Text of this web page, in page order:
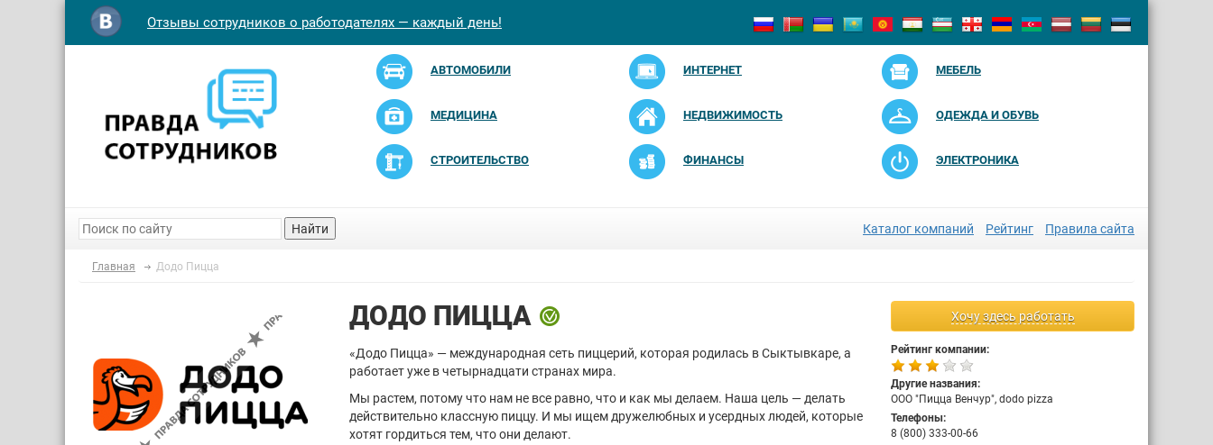
Отзывы сотрудников о работодателях — каждый день!
АВТОМОБИЛИ ИНТЕРНЕТ МЕБЕЛЬ
МЕДИЦИНА НЕДВИЖИМОСТЬ ОДЕЖДА И ОБУВЬ
СТРОИТЕЛЬСТВО ФИНАНСЫ ЭЛЕКТРОНИКА
Найти Каталог компаний Рейтинг Правила сайта
Главная Додо Пицца
Хочу здесь работать
Рейтинг компании:
Другие названия:
ООО "Пицца Венчур", dodo pizza
Телефоны:
8 (800) 333-00-66
ДОДО ПИЦЦА
«Додо Пицца» — международная сеть пиццерий, которая родилась в Сыктывкаре, а
работает уже в четырнадцати странах мира.
Мы растем, потому что нам не все равно, что и как мы делаем. Наша цель — делать
действительно классную пиццу. И мы ищем дружелюбных и усердных людей, которые
хотят гордиться тем, что они делают.